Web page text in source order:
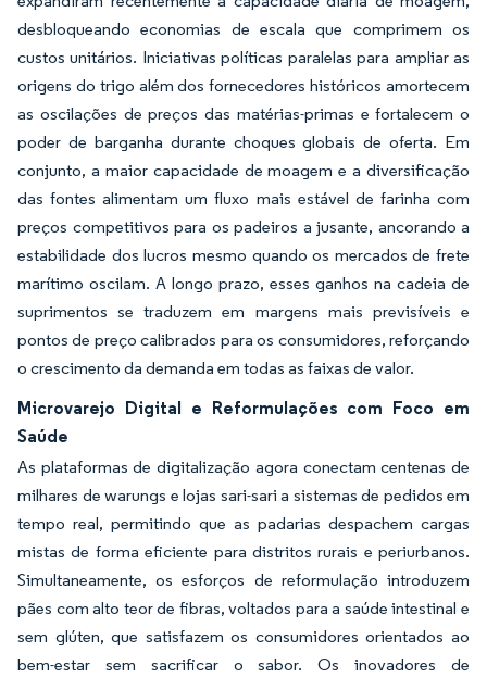
desbloqueando economias de escala que comprimem os
custos unitários. Iniciativas políticas paralelas para ampliar as
origens do trigo além dos fornecedores históricos amortecem
as oscilações de preços das matérias-primas e fortalecem o
poder de barganha durante choques globais de oferta. Em
conjunto, a maior capacidade de moagem e a diversificação
das fontes alimentam um fluxo mais estável de farinha com
preços competitivos para os padeiros a jusante, ancorando a
estabilidade dos lucros mesmo quando os mercados de frete
marítimo oscilam. A longo prazo, esses ganhos na cadeia de
suprimentos se traduzem em margens mais previsíveis e
pontos de preço calibrados para os consumidores, reforçando
o crescimento da demanda em todas as faixas de valor.
Microvarejo Digital e Reformulações com Foco em
Saúde
As plataformas de digitalização agora conectam centenas de
milhares de warungs e lojas sari-sari a sistemas de pedidos em
tempo real, permitindo que as padarias despachem cargas
mistas de forma eficiente para distritos rurais e periurbanos.
Simultaneamente, os esforços de reformulação introduzem
pães com alto teor de fibras, voltados para a saúde intestinal e
sem glúten, que satisfazem os consumidores orientados ao
bem-estar sem sacrificar o sabor. Os inovadores de